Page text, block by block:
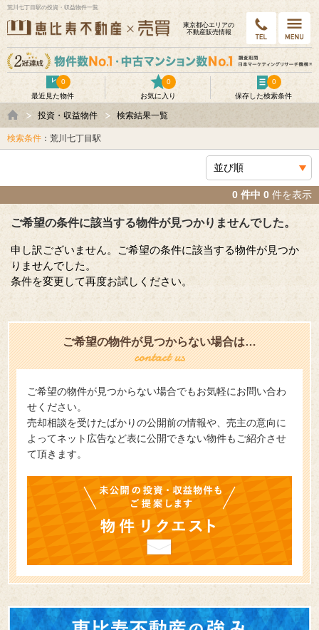
荒川七丁目駅の投資・収益物件一覧
東京都⼼エリアの
不動産販売情報
最近見た物件
0
お気に入り
0
保存した検索条件
0
投資・収益物件 検索結果一覧
検索条件 ：荒川七丁目駅
0 件中 0 件を表示
ご希望の条件に該当する物件が見つかりませんでした。
申し訳ございません。ご希望の条件に該当する物件が見つか
りませんでした。
条件を変更して再度お試しください。
ご希望の物件が見つからない場合は…
ご希望の物件が見つからない場合でもお気軽にお問い合わ
せください。
売却相談を受けたばかりの公開前の情報や、売主の意向に
よってネット広告など表に公開できない物件もご紹介させ
て頂きます。